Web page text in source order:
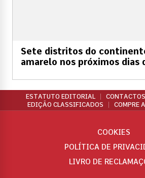
Sete distritos do
amarelo nos próximos dias
ESTATUTO EDITORIAL CONTACTOS
EDIÇÃO CLASSIFICADOS
COMPRE
COOKIES
POLÍTICA DE
LIVRO DE